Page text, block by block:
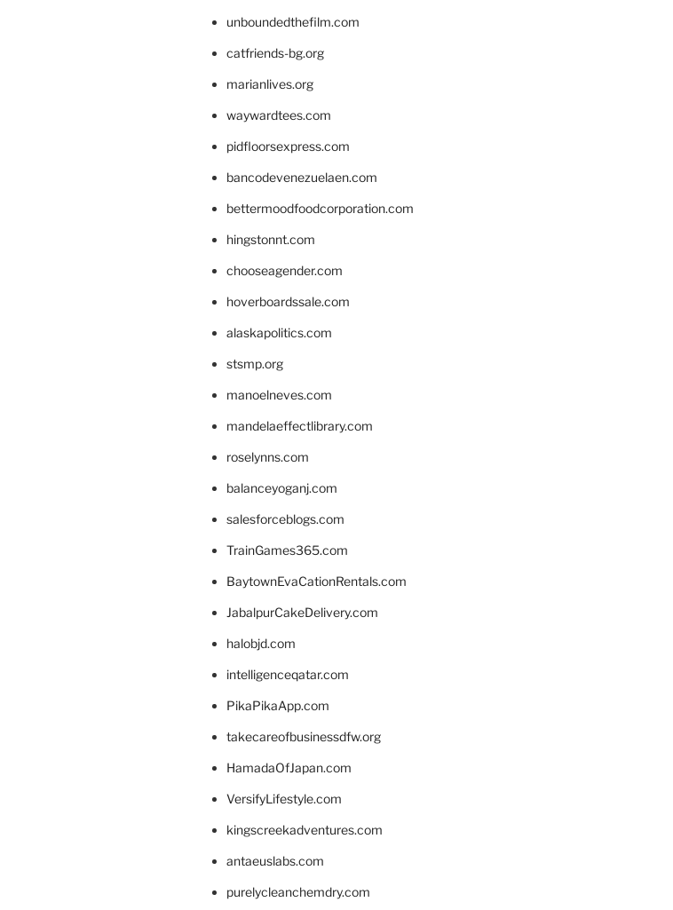
unboundedthefilm.com
catfriends-bg.org
marianlives.org
waywardtees.com
pidfloorsexpress.com
bancodevenezuelaen.com
bettermoodfoodcorporation.com
hingstonnt.com
chooseagender.com
hoverboardssale.com
alaskapolitics.com
stsmp.org
manoelneves.com
mandelaeffectlibrary.com
roselynns.com
balanceyoganj.com
salesforceblogs.com
TrainGames365.com
BaytownEvaCationRentals.com
JabalpurCakeDelivery.com
halobjd.com
intelligenceqatar.com
PikaPikaApp.com
takecareofbusinessdfw.org
HamadaOfJapan.com
VersifyLifestyle.com
kingscreekadventures.com
antaeuslabs.com
purelycleanchemdry.com